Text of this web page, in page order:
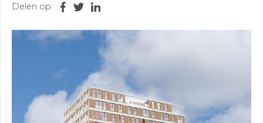
Delen op: